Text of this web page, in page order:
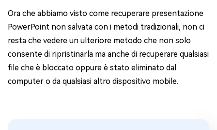
Ora che abbiamo visto come recuperare presentazione
PowerPoint non salvata con i metodi tradizionali, non ci
resta che vedere un ulteriore metodo che non solo
consente di ripristinarla ma anche di recuperare qualsiasi
file che è bloccato oppure è stato eliminato dal
computer o da qualsiasi altro dispositivo mobile.